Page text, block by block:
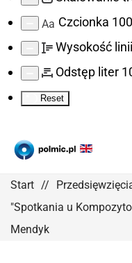
Aa Czcionka 100
Wysokość linii
Odstęp liter
Reset
Start
"Spotkania u
Mendyk